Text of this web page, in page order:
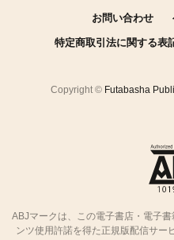
お問い合わせ
特定商取引法に関する表
Copyright © Futabasha
ABJマークは、この電子書店・電子
ンツ使用許諾を得た正規版配信サー